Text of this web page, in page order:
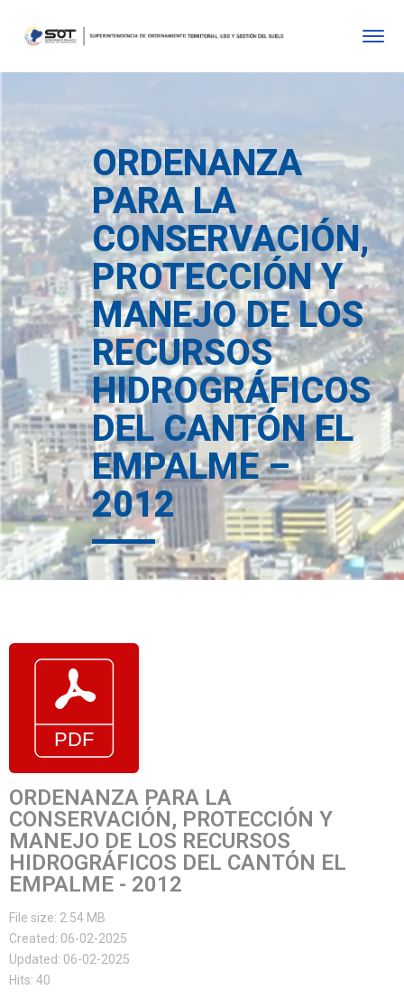
ORDENANZA
PARA LA
CONSERVACIÓN,
PROTECCIÓN Y
MANEJO DE LOS
RECURSOS
HIDROGRÁFICOS
DEL CANTÓN EL
EMPALME –
2012
ORDENANZA PARA LA
CONSERVACIÓN, PROTECCIÓN Y
MANEJO DE LOS RECURSOS
HIDROGRÁFICOS DEL CANTÓN EL
EMPALME - 2012
File size: 2.54 MB
Created: 06-02-2025
Updated: 06-02-2025
Hits: 40